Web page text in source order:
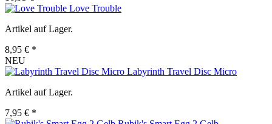
Love Trouble
Artikel auf Lager.
8,95 € *
NEU
Labyrinth Travel Disc Micro
Artikel auf Lager.
7,95 € *